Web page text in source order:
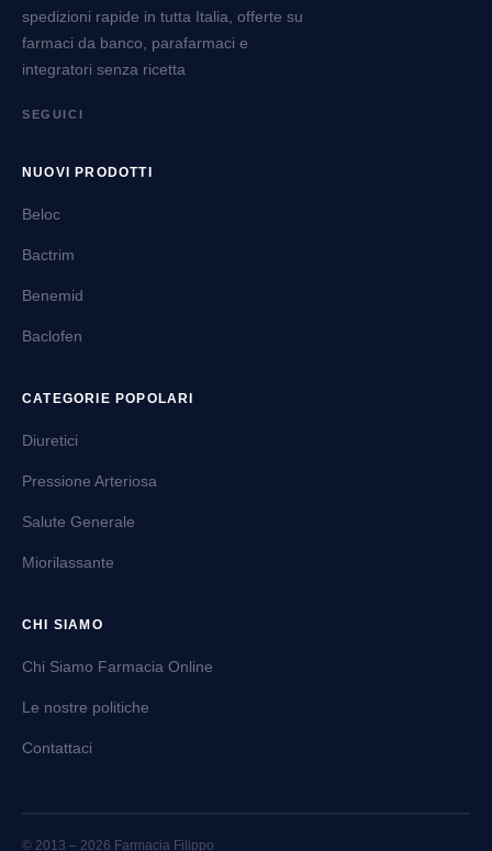
spedizioni rapide in tutta Italia, offerte su
farmaci da banco, parafarmaci e
integratori senza ricetta
SEGUICI
NUOVI PRODOTTI
Beloc
Bactrim
Benemid
Baclofen
CATEGORIE POPOLARI
Diuretici
Pressione Arteriosa
Salute Generale
Miorilassante
CHI SIAMO
Chi Siamo Farmacia Online
Le nostre politiche
Contattaci
© 2013 – 2026 Farmacia Filippo